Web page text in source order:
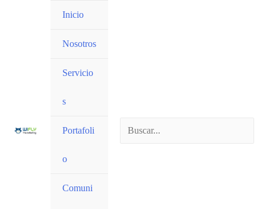
Inicio
Nosotros
Servicio
s
Portafoli
o
Comuni